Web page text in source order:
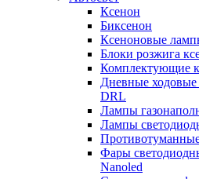
Ксенон
Биксенон
Ксеноновые
Блоки розжига
Комплектующие
Дневные ходовые
DRL
Лампы
Лампы
Фары
Nanoled